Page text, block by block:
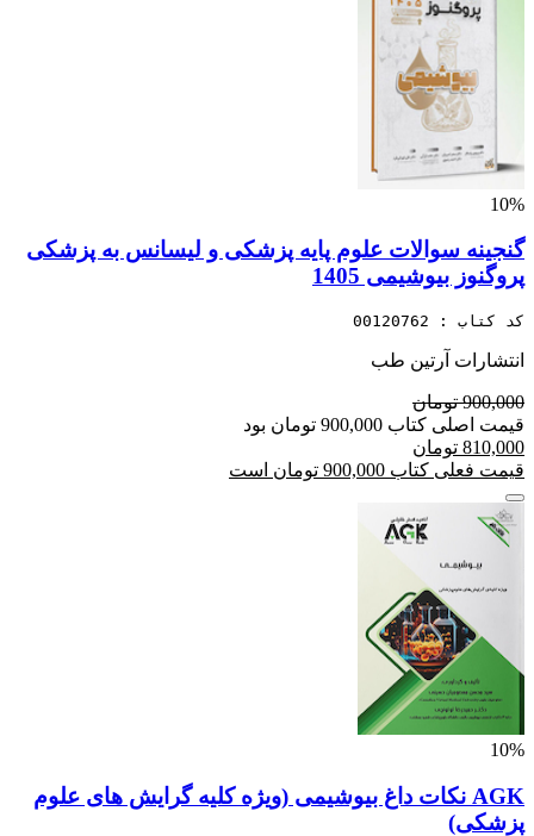
10%
گنجینه سوالات علوم پایه پزشکی و لیسانس به پزشکی
پروگنوز بیوشیمی 1405
کد کتاب : 00120762
انتشارات آرتین طب
900,000 تومان
قیمت اصلی کتاب 900,000 تومان بود
810,000 تومان
قیمت فعلی کتاب 900,000 تومان است
10%
AGK نکات داغ بیوشیمی (ویژه کلیه گرایش های علوم
پزشکی)